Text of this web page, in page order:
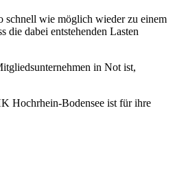
schnell wie möglich wieder zu einem
die dabei entstehenden Lasten
in Not ist,
Hochrhein-Bodensee ist für ihre